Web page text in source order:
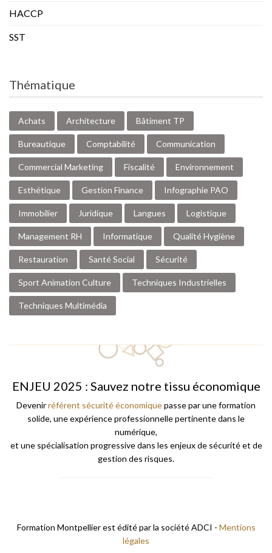
HACCP
SST
Thématique
Achats Architecture Bâtiment TP
Bureautique Comptabilité Communication
Commercial Marketing Fiscalité Environnement
Esthétique Gestion Finance Infographie PAO
Immobilier Juridique Langues Logistique
Management RH Informatique Qualité Hygiène
Restauration Santé Social Sécurité
Sport Animation Culture Techniques Industrielles
Techniques Multimédia
ENJEU 2025 : Sauvez notre tissu économique
Devenirréférent sécurité économiquepasse par une formation
solide, une expérience professionnelle pertinente dans le
numérique,
et une spécialisation progressive dans les enjeux de sécurité et de
gestion des risques.
Formation Montpellier est édité par la société ADCI - Mentions
légales